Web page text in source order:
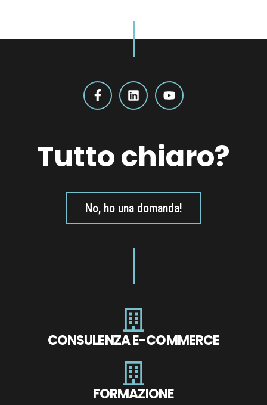
Tutto chiaro?
No, ho una domanda!
CONSULENZA E-COMMERCE
FORMAZIONE